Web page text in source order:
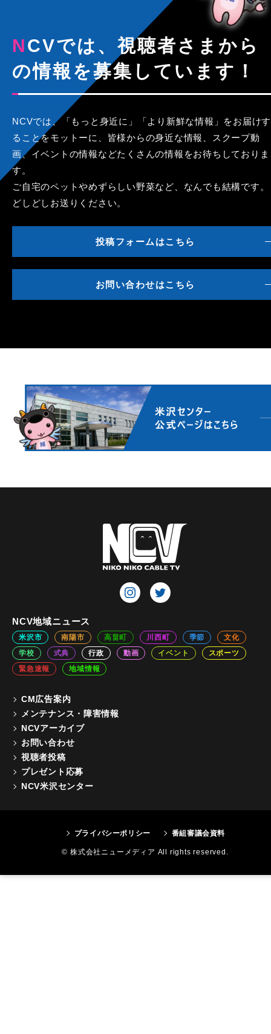
NCVでは、視聴者さまから
の情報を募集しています！
NCVでは、「もっと身近に」「より新鮮な情報」をお届けす
ることをモットーに、皆様からの身近な情報、スクープ動
画、イベントの情報などたくさんの情報をお待ちしておりま
す。
ご自宅のペットやめずらしい野菜など、なんでも結構です。
どしどしお送りください。
投稿フォームはこちら
お問い合わせはこちら
NCV地域ニュース
米沢市 南陽市 高畠町 川西町 季節
文化
学校
式典 行政 動画 イベント
スポーツ
緊急速報
地域情報
CM広告案内
メンテナンス・障害情報
NCVアーカイブ
お問い合わせ
視聴者投稿
プレゼント応募
NCV米沢センター
プライバシーポリシー 番組審議会資料
© 株式会社ニューメディア All rights reserved.